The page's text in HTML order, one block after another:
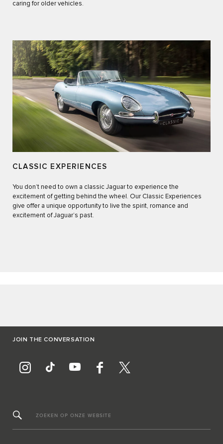
caring for older vehicles.
CLASSIC EXPERIENCES
You don’t need to own a classic Jaguar to experience the
excitement of getting behind the wheel. Our Classic Experiences
give offer a unique opportunity to live the spirit, romance and
excitement of Jaguar’s past.
JOIN THE CONVERSATION
ZOEKEN OP ONZE WEBSITE